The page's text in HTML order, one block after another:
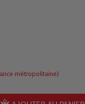
métropolitaine)